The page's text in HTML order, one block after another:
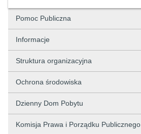
Pomoc Publiczna
Informacje
Struktura organizacyjna
Ochrona środowiska
Dzienny Dom Pobytu
Komisja Prawa i Porządku Publicznego